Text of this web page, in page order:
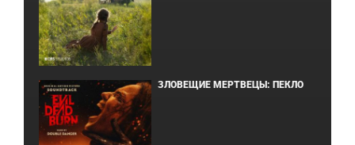
ЗЛОВЕЩИЕ МЕРТВЕЦЫ: ПЕКЛО